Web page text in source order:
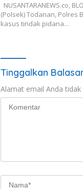
NUSANTARANEWS.co,
(Polsek) Todanan, Polres
kasus tindak pidana…
Tinggalkan
Alamat email Anda tidak